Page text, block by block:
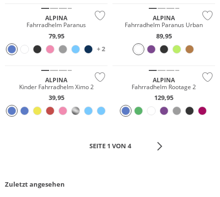
ALPINA
Fahrradhelm Paranus
79,95
+ 2
ALPINA
Fahrradhelm Paranus Urban
89,95
ALPINA
Kinder Fahrradhelm Ximo 2
39,95
Nur Online
ALPINA
Fahrradhelm Rootage 2
129,95
SEITE 1 VON 4
Zuletzt angesehen